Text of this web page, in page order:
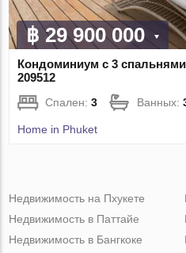
฿ 29 900 000
Кондоминиум с 3
209512
Спален:3 Ванных:
Home in Phuket
Недвижимость на Пхукете
Недвижимость в Паттайе
Недвижимость в Бангкоке